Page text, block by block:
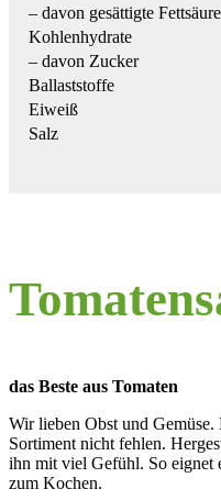
– davon gesättigte
Kohlenhydrate
– davon Zucker
Ballaststoffe
Eiweiß
Salz
das Beste aus Tomaten
Wir lieben Obst und Gemüse.
Sortiment nicht fehlen.
ihn mit viel Gefühl. So eignet
zum Kochen.